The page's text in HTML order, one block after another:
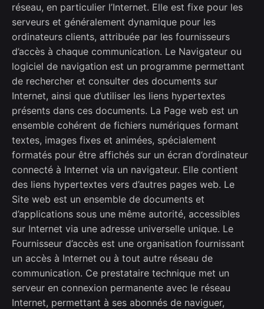
réseau, en particulier l’Internet. Elle est fixe pour les
serveurs et généralement dynamique pour les
ordinateurs clients, attribuée par les fournisseurs
d’accès à chaque communication. Le Navigateur ou
logiciel de navigation est un programme permettant
de rechercher et consulter des documents sur
Internet, ainsi que d’utiliser les liens hypertextes
présents dans ces documents. La Page web est un
ensemble cohérent de fichiers numériques formant
textes, images fixes et animées, spécialement
formatés pour être affichés sur un écran d’ordinateur
connecté à Internet via un navigateur. Elle contient
des liens hypertextes vers d’autres pages web. Le
Site web est un ensemble de documents et
d’applications sous une même autorité, accessibles
sur Internet via une adresse universelle unique. Le
Fournisseur d’accès est une organisation fournissant
un accès à Internet ou à tout autre réseau de
communication. Ce prestataire technique met un
serveur en connexion permanente avec le réseau
Internet, permettant à ses abonnés de naviguer,